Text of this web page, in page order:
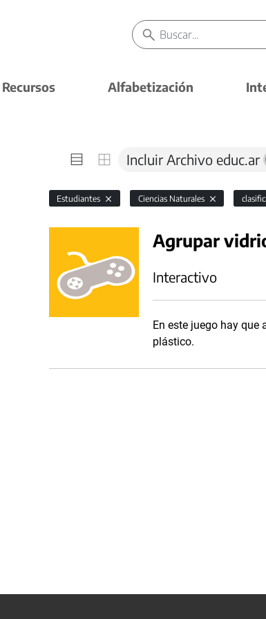
Recursos Alfabetización
Incluir Archivo educ.ar
Estudiantes Ciencias Naturales
Agrupar
Interactivo
En este juego hay
plástico.